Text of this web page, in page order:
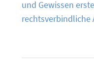
und Gewissen
rechtsverbindliche